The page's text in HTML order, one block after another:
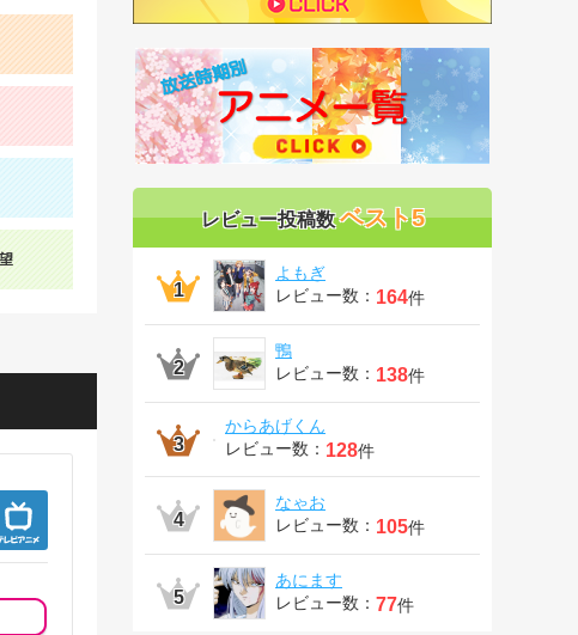
レビュー投稿数ベスト5
よもぎ
レビュー数： 164件
鴨
レビュー数： 138件
からあげくん
レビュー数： 128件
なゃお
レビュー数： 105件
あにます
レビュー数： 77件